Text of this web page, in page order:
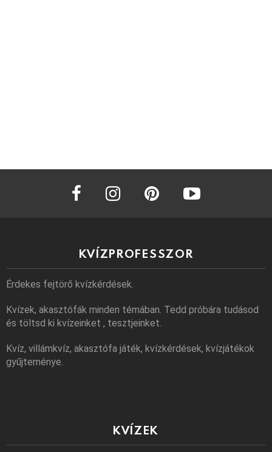
facebook instagram
KVÍZPROFESSZOR
Érdekes fejtörő kvízkérdések.
Kvízek, akasztófák minden témában. Tedd próbára tudásod
és töltsd ki kvízeinket , tesztjeinket.
Kvíz, villámkvíz, akasztófa játék, kvízkérdések, kvízjátékok
gyűjteménye.
KVÍZEK